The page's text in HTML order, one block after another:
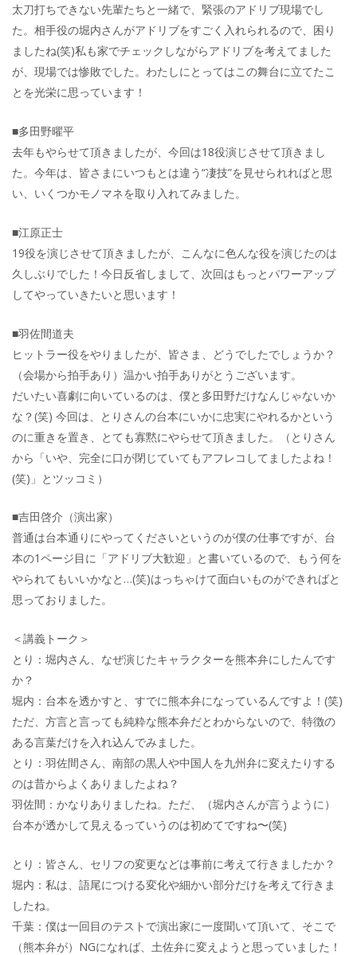
太刀打ちできない先輩たちと一緒で、緊張のアドリブ現場でし
た。相手役の堀内さんがアドリブをすごく入れられるので、困り
ましたね(笑)私も家でチェックしながらアドリブを考えてました
が、現場では惨敗でした。わたしにとってはこの舞台に立てたこ
とを光栄に思っています！
■多田野曜平
去年もやらせて頂きましたが、今回は18役演じさせて頂きまし
た。今年は、皆さまにいつもとは違う“凄技”を見せられればと思
い、いくつかモノマネを取り入れてみました。
■江原正士
19役を演じさせて頂きましたが、こんなに色んな役を演じたのは
久しぶりでした！今日反省しまして、次回はもっとパワーアップ
してやっていきたいと思います！
■羽佐間道夫
ヒットラー役をやりましたが、皆さま、どうでしたでしょうか？
（会場から拍手あり）温かい拍手ありがとうございます。
だいたい喜劇に向いているのは、僕と多田野だけなんじゃないか
な？(笑) 今回は、とりさんの台本にいかに忠実にやれるかという
のに重きを置き、とても寡黙にやらせて頂きました。（とりさん
から「いや、完全に口が閉じていてもアフレコしてましたよね！
(笑)」とツッコミ）
■吉田啓介（演出家）
普通は台本通りにやってくださいというのが僕の仕事ですが、台
本の1ページ目に「アドリブ大歓迎」と書いているので、もう何を
やられてもいいかなと…(笑)はっちゃけて面白いものができればと
思っておりました。
＜講義トーク＞
とり：堀内さん、なぜ演じたキャラクターを熊本弁にしたんです
か？
堀内：台本を透かすと、すでに熊本弁になっているんですよ！(笑)
ただ、方言と言っても純粋な熊本弁だとわからないので、特徴の
ある言葉だけを入れ込んでみました。
とり：羽佐間さん、南部の黒人や中国人を九州弁に変えたりする
のは昔からよくありましたよね？
羽佐間：かなりありましたね。ただ、（堀内さんが言うように）
台本が透かして見えるっていうのは初めてですね〜(笑)
とり：皆さん、セリフの変更などは事前に考えて行きましたか？
堀内：私は、語尾につける変化や細かい部分だけを考えて行きま
したね。
千葉：僕は一回目のテストで演出家に一度聞いて頂いて、そこで
（熊本弁が）NGになれば、土佐弁に変えようと思っていました！